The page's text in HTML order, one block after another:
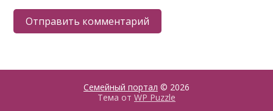
Семейный портал © 2026
Тема от WP Puzzle